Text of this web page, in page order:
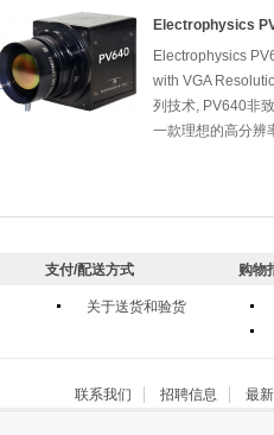
Electrophysics
Electrophysics
with VGA
列技术, PV640非
一款理想的高分辨
支付/配送方式
关于送货和验货
购物
联系我们 招聘信息
最